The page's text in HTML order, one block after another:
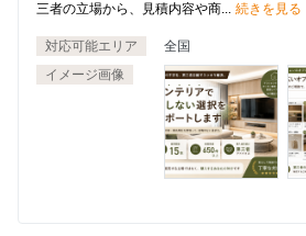
三者の立場から、見積内容や商... 続きを見る
対応可能エリア
全国
イメージ画像